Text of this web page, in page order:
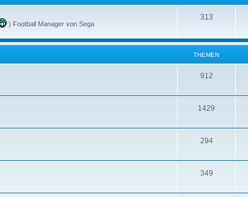
) Football Manager von Sega
313
THEMEN
912
1429
294
349